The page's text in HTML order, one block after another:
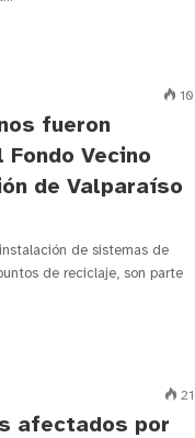
10
fueron
Vecino
de Valparaíso
de sistemas de
de reciclaje, son parte
21
afectados por